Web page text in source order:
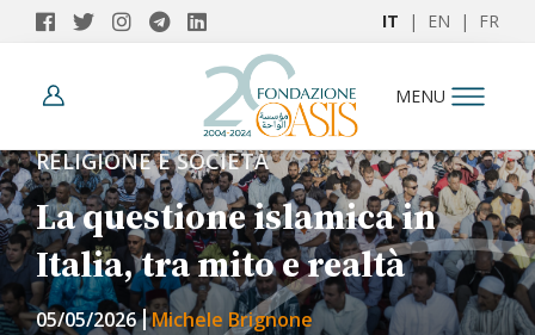
IT | EN | FR
MENU
RELIGIONE E SOCIETÀ
La questione islamica in
Italia, tra mito e realtà
05/05/2026 Michele Brignone